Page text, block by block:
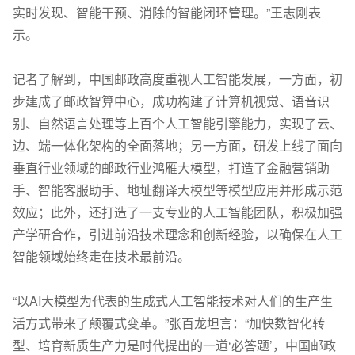
实时发现、智能干预、消除的智能闭环管理。”王志刚表
示。
记者了解到，中国邮政高度重视人工智能发展，一方面，初
步建成了邮政智算中心，成功构建了计算机视觉、语音识
别、自然语言处理等上百个人工智能引擎能力，实现了云、
边、端一体化架构的全面落地；另一方面，研发上线了面向
垂直行业领域的邮政行业鸿雁大模型，打造了金融营销助
手、智能客服助手、地址翻译大模型等模型应用并形成示范
效应；此外，还打造了一支专业的人工智能团队，积极加强
产学研合作，引进前沿技术理念和创新经验，以确保在人工
智能领域始终走在技术最前沿。
“以AI大模型为代表的生成式人工智能技术对人们的生产生
活方式带来了颠覆式变革。”张百龙坦言：“加快数智化转
型、培育新质生产力是时代提出的一道‘必答题’，中国邮政